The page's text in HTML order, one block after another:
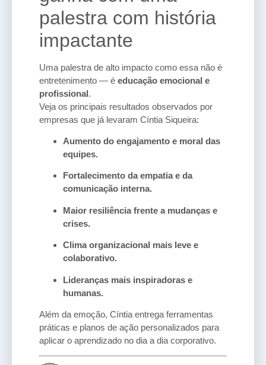
palestra com história
impactante
Uma palestra de alto impacto como essa não é
entretenimento — é educação emocional e
profissional.
Veja os principais resultados observados por
empresas que já levaram Cíntia Siqueira:
Aumento do engajamento e moral das
equipes.
Fortalecimento da empatia e da
comunicação interna.
Maior resiliência frente a mudanças e
crises.
Clima organizacional mais leve e
colaborativo.
Lideranças mais inspiradoras e
humanas.
Além da emoção, Cíntia entrega ferramentas
práticas e planos de ação personalizados para
aplicar o aprendizado no dia a dia corporativo.